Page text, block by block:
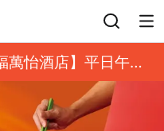
萬怡酒店】平日午餐
點套餐